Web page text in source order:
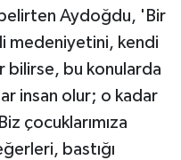
belirten Aydoğdu, 'Bir
medeniyetini, kendi
bilirse, bu konularda
insan olur; o kadar
çocuklarımıza
bastığı